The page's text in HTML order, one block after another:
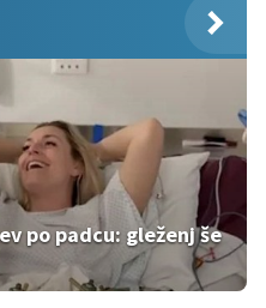
po padcu: gleženj še